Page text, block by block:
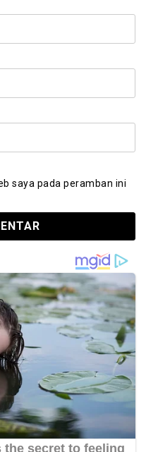
saya pada peramban ini